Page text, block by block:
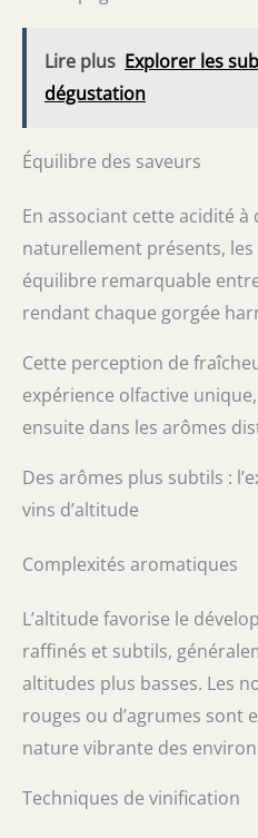
Lire plus Explorer les
dégustation
Équilibre des saveurs
En associant cette acidité à
naturellement présents,
équilibre remarquable
rendant chaque gorgée
Cette perception de
expérience olfactive
ensuite dans les arômes
Des arômes plus subtils :
vins d’altitude
Complexités aromatiques
L’altitude favorise le
raffinés et subtils,
altitudes plus basses. Les
rouges ou d’agrumes sont
nature vibrante des
Techniques de vinification